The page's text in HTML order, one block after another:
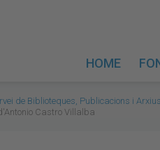
HOME
de Biblioteques, Publicacions i Arxius
Castro Villalba